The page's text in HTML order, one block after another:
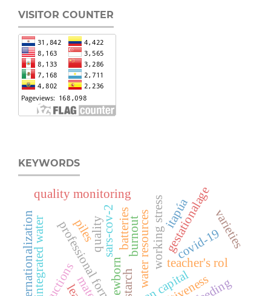
VISITOR COUNTER
KEYWORDS
burnout working stressteacher's rol
professional formation
quality
newborn
gestationalage
water resources
quality monitoring
integrated water
internationalization covid-19
sars-cov-2 itapúa
piles batteries varieties
starch